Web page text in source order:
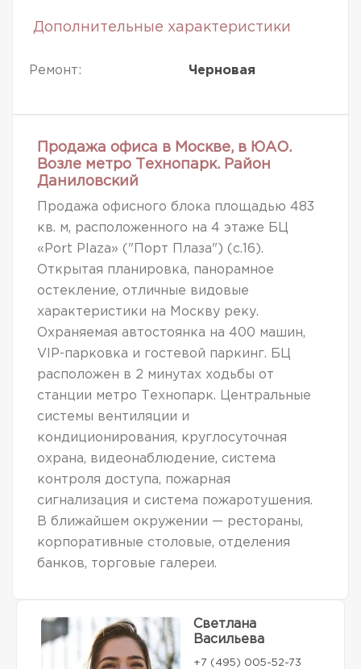
Дополнительные характеристики
Ремонт: Черновая
Продажа офиса в Москве, в ЮАО.
Возле метро Технопарк. Район
Даниловский
Продажа офисного блока площадью 483
кв. м, расположенного на 4 этаже БЦ
«Port Plaza» ("Порт Плаза") (с.16).
Открытая планировка, панорамное
остекление, отличные видовые
характеристики на Москву реку.
Охраняемая автостоянка на 400 машин,
VIP-парковка и гостевой паркинг. БЦ
расположен в 2 минутах ходьбы от
станции метро Технопарк. Центральные
системы вентиляции и
кондиционирования, круглосуточная
охрана, видеонаблюдение, система
контроля доступа, пожарная
сигнализация и система пожаротушения.
В ближайшем окружении — рестораны,
корпоративные столовые, отделения
банков, торговые галереи.
Светлана
Васильева
+7 (495) 005-52-73